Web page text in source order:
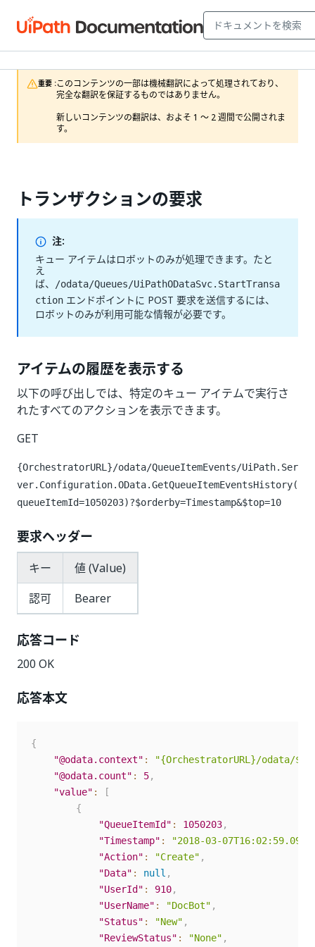
重要 :このコンテンツの一部は機械翻訳によって処理されており、
完全な翻訳を保証するものではありません。
新しいコンテンツの翻訳は、およそ 1 ～ 2 週間で公開されま
す。
トランザクションの要求
注:
キュー アイテムはロボットのみが処理できます。たと
え
ば、
/odata/Queues/UiPathODataSvc.StartTransa
ction エンドポイントに POST 要求を送信するには、
ロボットのみが利用可能な情報が必要です。
アイテムの履歴を表示する
以下の呼び出しでは、特定のキュー アイテムで実行さ
れたすべてのアクションを表示できます。
GET
{OrchestratorURL}/odata/QueueItemEvents/UiPath.Ser
ver.Configuration.OData.GetQueueItemEventsHistory(
queueItemId=1050203)?$orderby=Timestamp&$top=10
要求ヘッダー
キー
値 (Value)
認可
Bearer
応答コード
200 OK
応答本文
{
"@odata.context" :
"{OrchestratorURL}/odata/
"@odata.count" : 5,
"value" :
[
{
"QueueItemId" : 1050203,
"Timestamp" : "2018-03-07T16:02:59.09Z"
"Action" : "Create" ,
"Data" : null ,
"UserId" : 910,
"UserName" : "DocBot" ,
"Status" : "New" ,
"ReviewStatus" : "None" ,